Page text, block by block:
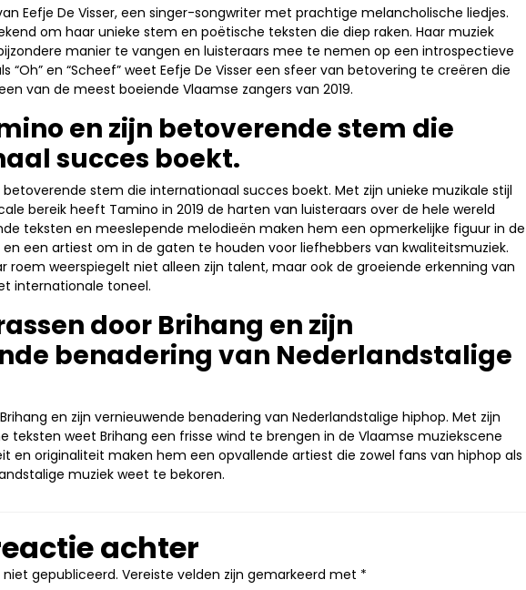
Eefje De Visser, een singer-songwriter met prachtige melancholische liedjes.
om haar unieke stem en poëtische teksten die diep raken. Haar muziek
manier te vangen en luisteraars mee te nemen op een introspectieve
“Oh” en “Scheef” weet Eefje De Visser een sfeer van betovering te creëren die
van de meest boeiende Vlaamse zangers van 2019.
en zijn betoverende stem die
succes boekt.
stem die internationaal succes boekt. Met zijn unieke muzikale stijl
bereik heeft Tamino in 2019 de harten van luisteraars over de hele wereld
teksten en meeslepende melodieën maken hem een opmerkelijke figuur in de
een artiest om in de gaten te houden voor liefhebbers van kwaliteitsmuziek.
roem weerspiegelt niet alleen zijn talent, maar ook de groeiende erkenning van
internationale toneel.
door Brihang en zijn
benadering van Nederlandstalige
en zijn vernieuwende benadering van Nederlandstalige hiphop. Met zijn
teksten weet Brihang een frisse wind te brengen in de Vlaamse muziekscene
en originaliteit maken hem een opvallende artiest die zowel fans van hiphop als
muziek weet te bekoren.
achter
gepubliceerd. Vereiste velden zijn gemarkeerd met *